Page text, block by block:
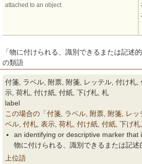
attached to an object
「物に付けられる、識別できるまたは記述
の類語
付箋, ラベル, 附票, 附箋, レッテル, 付け札,
示, 荷札, 付け紙, 付紙, 下げ札, 札
label
この場合の「付箋, ラベル, 附票, 附箋, レ
ベル, 付札, 表示, 荷札, 付け紙, 付紙, 下げ
an identifying or descriptive marker that
物に付けられる、識別できるまたは記述
上位語